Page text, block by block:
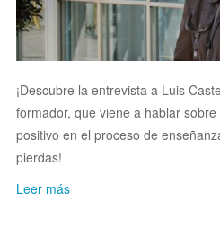
¡Descubre la entrevista a Luis
formador, que viene a hablar
positivo en el proceso de
pierdas!
Leer más